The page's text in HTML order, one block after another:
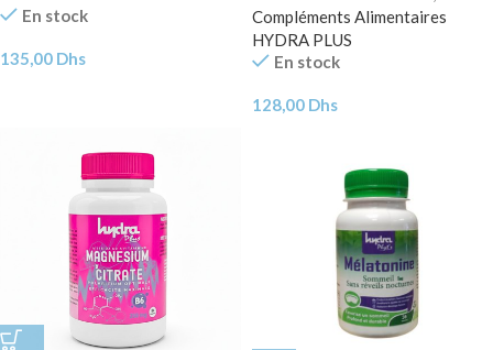
En stock
135,00 Dhs
Compléments Alimentaires
HYDRA PLUS
En stock
128,00 Dhs